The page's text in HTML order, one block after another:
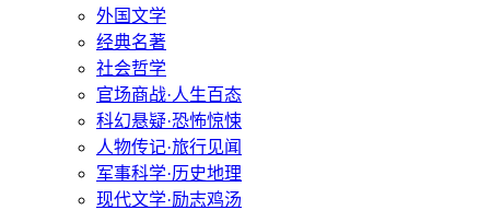
外国文学
经典名著
社会哲学
官场商战·人生百态
科幻悬疑·恐怖惊悚
人物传记·旅行见闻
军事科学·历史地理
现代文学·励志鸡汤